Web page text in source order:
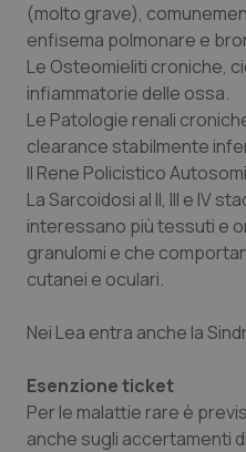
Tumori
Ulcera & Reflusso
Vaccini
(molto grave),
enfisema polmonare e
Le Osteomieliti croniche,
infiammatorie delle ossa.
Le Patologie renali
clearance stabilmente
Il Rene Policistico
La Sarcoidosi al II, III e IV
interessano più tessuti e
granulomi e che
cutanei e oculari.
Nei Lea entra anche la
Esenzione ticket
Per le malattie rare è
anche sugli accertamenti